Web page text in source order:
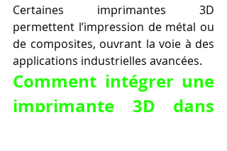
Certaines imprimantes 3D
permettent l’impression de métal ou
de composites, ouvrant la voie à des
applications industrielles avancées.
Comment intégrer une
imprimante 3D dans